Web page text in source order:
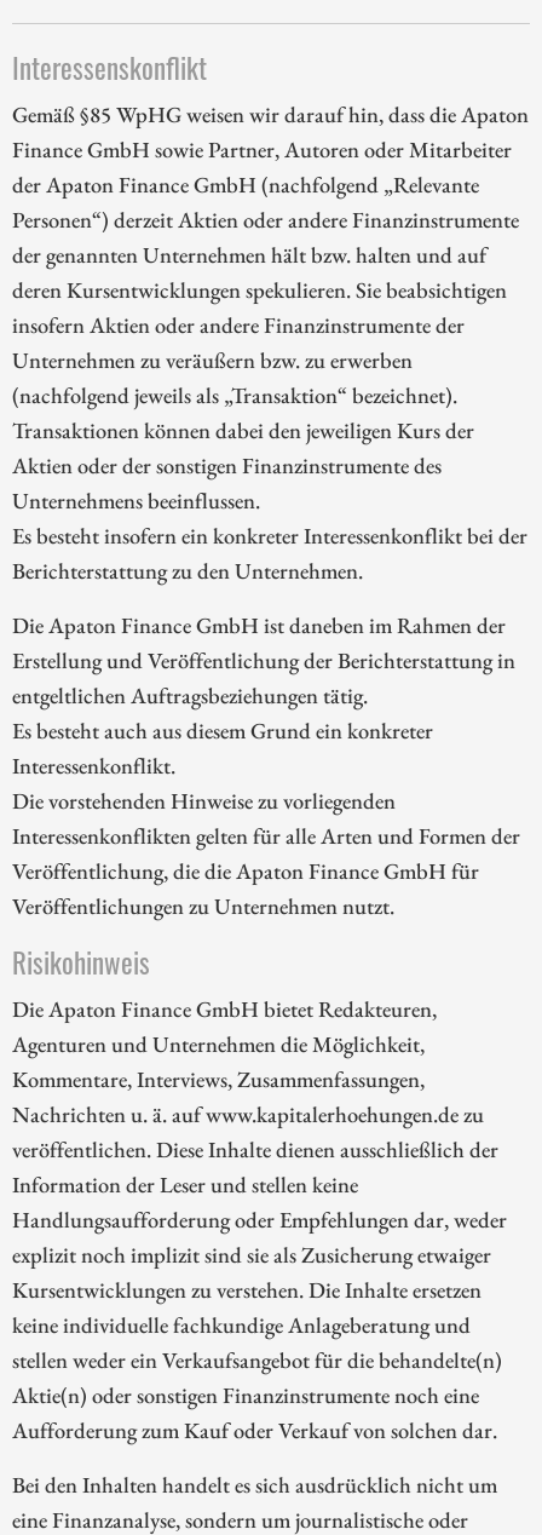
Interessenskonflikt
Gemäß §85 WpHG weisen wir darauf hin, dass die Apaton
Finance GmbH sowie Partner, Autoren oder Mitarbeiter
der Apaton Finance GmbH (nachfolgend „Relevante
Personen“) derzeit Aktien oder andere Finanzinstrumente
der genannten Unternehmen hält bzw. halten und auf
deren Kursentwicklungen spekulieren. Sie beabsichtigen
insofern Aktien oder andere Finanzinstrumente der
Unternehmen zu veräußern bzw. zu erwerben
(nachfolgend jeweils als „Transaktion“ bezeichnet).
Transaktionen können dabei den jeweiligen Kurs der
Aktien oder der sonstigen Finanzinstrumente des
Unternehmens beeinflussen.
Es besteht insofern ein konkreter Interessenkonflikt bei der
Berichterstattung zu den Unternehmen.
Die Apaton Finance GmbH ist daneben im Rahmen der
Erstellung und Veröffentlichung der Berichterstattung in
entgeltlichen Auftragsbeziehungen tätig.
Es besteht auch aus diesem Grund ein konkreter
Interessenkonflikt.
Die vorstehenden Hinweise zu vorliegenden
Interessenkonflikten gelten für alle Arten und Formen der
Veröffentlichung, die die Apaton Finance GmbH für
Veröffentlichungen zu Unternehmen nutzt.
Risikohinweis
Die Apaton Finance GmbH bietet Redakteuren,
Agenturen und Unternehmen die Möglichkeit,
Kommentare, Interviews, Zusammenfassungen,
Nachrichten u. ä. auf www.kapitalerhoehungen.de zu
veröffentlichen. Diese Inhalte dienen ausschließlich der
Information der Leser und stellen keine
Handlungsaufforderung oder Empfehlungen dar, weder
explizit noch implizit sind sie als Zusicherung etwaiger
Kursentwicklungen zu verstehen. Die Inhalte ersetzen
keine individuelle fachkundige Anlageberatung und
stellen weder ein Verkaufsangebot für die behandelte(n)
Aktie(n) oder sonstigen Finanzinstrumente noch eine
Aufforderung zum Kauf oder Verkauf von solchen dar.
Bei den Inhalten handelt es sich ausdrücklich nicht um
eine Finanzanalyse, sondern um journalistische oder